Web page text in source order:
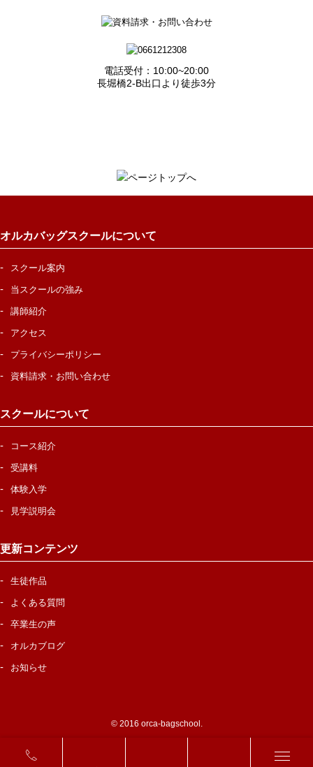
電話受付：10:00~20:00
長堀橋2-B出口より徒歩3分
オルカバッグスクールについて
スクール案内
当スクールの強み
講師紹介
アクセス
プライバシーポリシー
資料請求・お問い合わせ
スクールについて
コース紹介
受講料
体験入学
見学説明会
更新コンテンツ
生徒作品
よくある質問
卒業生の声
オルカブログ
お知らせ
© 2016 orca-bagschool.